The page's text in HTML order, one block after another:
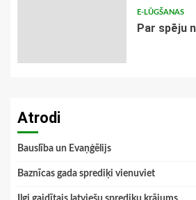
E-LŪGŠANAS
Par spēju
Atrodi
Bauslība un Evaņģēlijs
Baznīcas gada sprediķi vienuviet